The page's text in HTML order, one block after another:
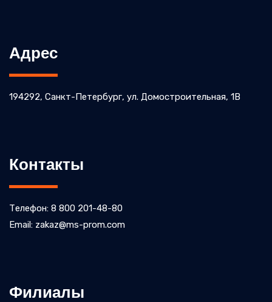
Адрес
194292, Санкт-Петербург, ул. Домостроительная, 1В
Контакты
Телефон: 8 800 201-48-80
Email: zakaz@ms-prom.com
Филиалы